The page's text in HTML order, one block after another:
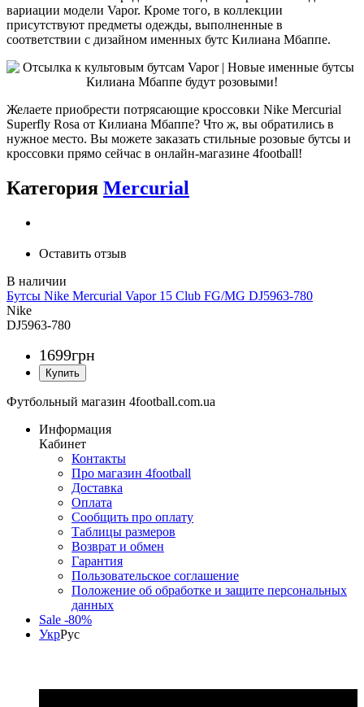
вариации модели Vapor. Кроме того, в коллекции
присутствуют предметы одежды, выполненные в
соответствии с дизайном именных бутс Килиана Мбаппе.
Желаете приобрести потрясающие кроссовки Nike Mercurial
Superfly Rosa от Килиана Мбаппе? Что ж, вы обратились в
нужное место. Вы можете заказать стильные розовые бутсы и
кроссовки прямо сейчас в онлайн-магазине 4football!
Категория Mercurial
Оставить отзыв
Бутсы Nike Mercurial Vapor 15 Club FG/MG DJ5963-780
Nike
DJ5963-780
1699грн
Футбольный магазин 4football.com.ua
Информация
Кабинет
Контакты
Про магазин 4football
Доставка
Оплата
Сообщить про оплату
Таблицы размеров
Возврат и обмен
Гарантия
Пользовательское соглашение
Положение об обработке и защите персональных
данных
Sale -80%
УкрРус